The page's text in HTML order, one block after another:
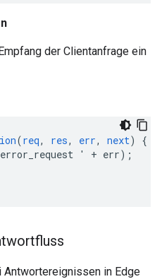
der Clientanfrage ein
(req, res, err, next)
{
' + err) ;
in Edge